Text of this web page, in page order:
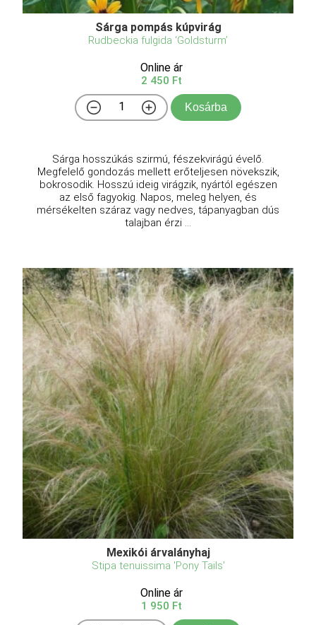
Sárga pompás kúpvirág
Rudbeckia fulgida ‘Goldsturm’
Online ár
2 450 Ft
Kosárba
Sárga hosszúkás szirmú, fészekvirágú évelő.
Megfelelő gondozás mellett erőteljesen növekszik,
bokrosodik. Hosszú ideig virágzik, nyártól egészen
az első fagyokig. Napos, meleg helyen, és
mérsékelten száraz vagy nedves, tápanyagban dús
talajban érzi ...
Mexikói árvalányhaj
Stipa tenuissima 'Pony Tails'
Online ár
1 950 Ft